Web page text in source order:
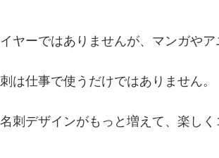
ヤーではありませんが、マンガやア
は仕事で使うだけではありません。
刺デザインがもっと増えて、楽し